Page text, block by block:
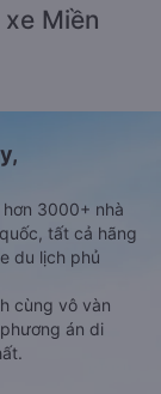
Miền
3000+ nhà
tất cả hãng
du lịch phủ
cùng vô vàn
án di